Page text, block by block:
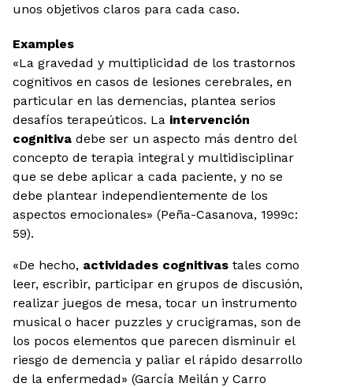
unos objetivos claros para cada caso.
Examples
«La gravedad y multiplicidad de los trastornos
cognitivos en casos de lesiones cerebrales, en
particular en las demencias, plantea serios
desafíos terapeúticos. La intervención
cognitiva debe ser un aspecto más dentro del
concepto de terapia integral y multidisciplinar
que se debe aplicar a cada paciente, y no se
debe plantear independientemente de los
aspectos emocionales» (Peña-Casanova, 1999c:
59).
«De hecho, actividades cognitivas tales como
leer, escribir, participar en grupos de discusión,
realizar juegos de mesa, tocar un instrumento
musical o hacer puzzles y crucigramas, son de
los pocos elementos que parecen disminuir el
riesgo de demencia y paliar el rápido desarrollo
de la enfermedad» (García Meilán y Carro